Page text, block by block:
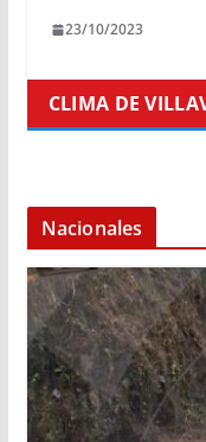
23/10/2023
CLIMA DE
Nacionales